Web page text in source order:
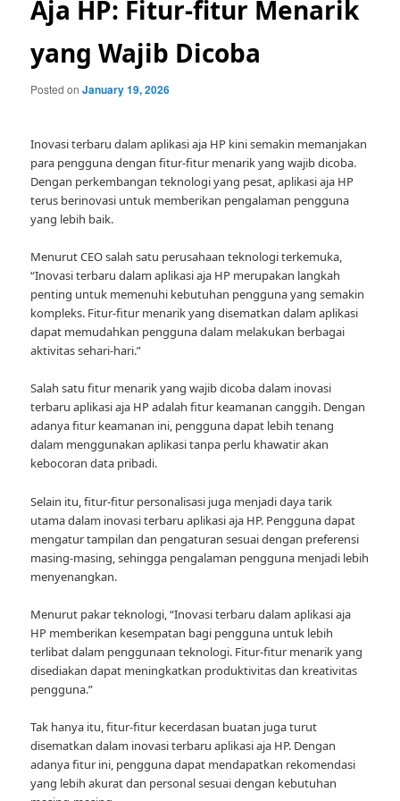
Aja HP: Fitur-fitur Menarik
yang Wajib Dicoba
Posted onJanuary 19, 2026
Inovasi terbaru dalam aplikasi aja HP kini semakin memanjakan
para pengguna dengan fitur-fitur menarik yang wajib dicoba.
Dengan perkembangan teknologi yang pesat, aplikasi aja HP
terus berinovasi untuk memberikan pengalaman pengguna
yang lebih baik.
Menurut CEO salah satu perusahaan teknologi terkemuka,
“Inovasi terbaru dalam aplikasi aja HP merupakan langkah
penting untuk memenuhi kebutuhan pengguna yang semakin
kompleks. Fitur-fitur menarik yang disematkan dalam aplikasi
dapat memudahkan pengguna dalam melakukan berbagai
aktivitas sehari-hari.”
Salah satu fitur menarik yang wajib dicoba dalam inovasi
terbaru aplikasi aja HP adalah fitur keamanan canggih. Dengan
adanya fitur keamanan ini, pengguna dapat lebih tenang
dalam menggunakan aplikasi tanpa perlu khawatir akan
kebocoran data pribadi.
Selain itu, fitur-fitur personalisasi juga menjadi daya tarik
utama dalam inovasi terbaru aplikasi aja HP. Pengguna dapat
mengatur tampilan dan pengaturan sesuai dengan preferensi
masing-masing, sehingga pengalaman pengguna menjadi lebih
menyenangkan.
Menurut pakar teknologi, “Inovasi terbaru dalam aplikasi aja
HP memberikan kesempatan bagi pengguna untuk lebih
terlibat dalam penggunaan teknologi. Fitur-fitur menarik yang
disediakan dapat meningkatkan produktivitas dan kreativitas
pengguna.”
Tak hanya itu, fitur-fitur kecerdasan buatan juga turut
disematkan dalam inovasi terbaru aplikasi aja HP. Dengan
adanya fitur ini, pengguna dapat mendapatkan rekomendasi
yang lebih akurat dan personal sesuai dengan kebutuhan